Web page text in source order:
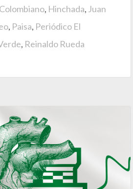
, Hinchada, Juan
, Paisa, Periódico El
, Reinaldo Rueda